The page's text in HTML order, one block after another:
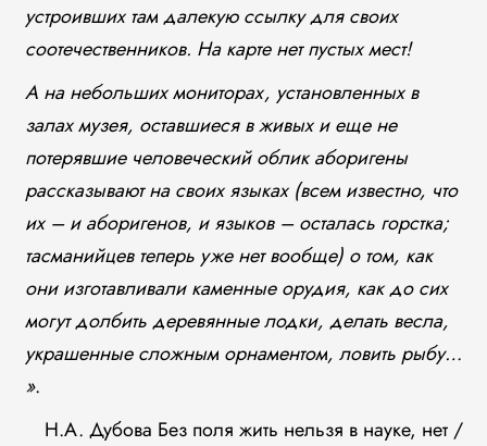
устроивших там далекую ссылку для своих
соотечественников. На карте нет пустых мест!
А на небольших мониторах, установленных в
залах музея, оставшиеся в живых и еще не
потерявшие человеческий облик аборигены
рассказывают на своих языках (всем известно, что
их – и аборигенов, и языков – осталась горстка;
тасманийцев теперь уже нет вообще) о том, как
они изготавливали каменные орудия, как до сих
могут долбить деревянные лодки, делать весла,
украшенные сложным орнаментом, ловить рыбу…
».
Н.А. Дубова Без поля жить нельзя в науке, нет /